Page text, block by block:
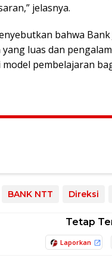
jelasnya.
bahwa
luas dan
model pembelajaran
BANK NTT Direksi
Tetap
Laporkan